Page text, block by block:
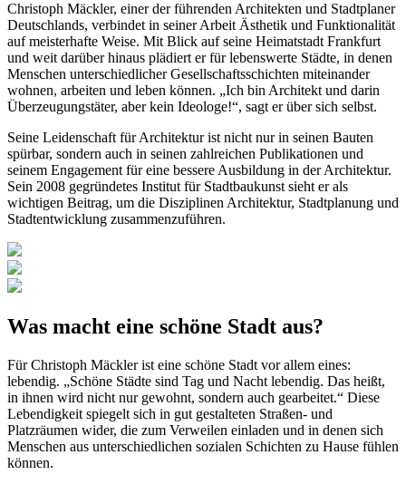
Christoph Mäckler, einer der führenden Architekten und Stadtplaner
Deutschlands, verbindet in seiner Arbeit Ästhetik und Funktionalität
auf meisterhafte Weise. Mit Blick auf seine Heimatstadt Frankfurt
und weit darüber hinaus plädiert er für lebenswerte Städte, in denen
Menschen unterschiedlicher Gesellschaftsschichten miteinander
wohnen, arbeiten und leben können. „Ich bin Architekt und darin
Überzeugungstäter, aber kein Ideologe!“, sagt er über sich selbst.
Seine Leidenschaft für Architektur ist nicht nur in seinen Bauten
spürbar, sondern auch in seinen zahlreichen Publikationen und
seinem Engagement für eine bessere Ausbildung in der Architektur.
Sein 2008 gegründetes Institut für Stadtbaukunst sieht er als
wichtigen Beitrag, um die Disziplinen Architektur, Stadtplanung und
Stadtentwicklung zusammenzuführen.
Was macht eine schöne Stadt aus?
Für Christoph Mäckler ist eine schöne Stadt vor allem eines:
lebendig. „Schöne Städte sind Tag und Nacht lebendig. Das heißt,
in ihnen wird nicht nur gewohnt, sondern auch gearbeitet.“ Diese
Lebendigkeit spiegelt sich in gut gestalteten Straßen- und
Platzräumen wider, die zum Verweilen einladen und in denen sich
Menschen aus unterschiedlichen sozialen Schichten zu Hause fühlen
können.